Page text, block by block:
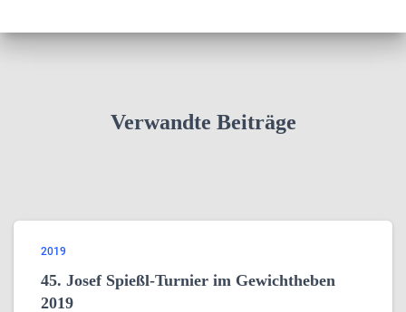
Verwandte Beiträge
2019
45. Josef Spießl-Turnier im Gewichtheben
2019